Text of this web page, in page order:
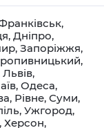
,
, Дніпро,
, Запоріжжя,
,
Львів,
, Одеса,
, Рівне, Суми,
, Ужгород,
, Херсон,